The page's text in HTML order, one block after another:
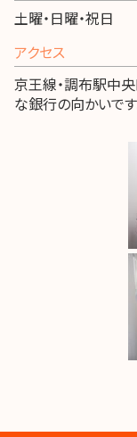
土曜・日曜・祝日
アクセス
京王線・調布駅中
な銀行の向かいです